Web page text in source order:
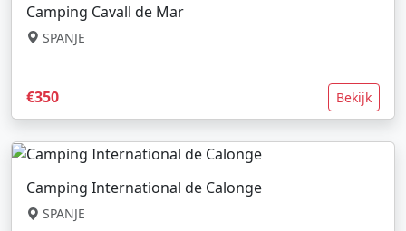
Camping Cavall de Mar
SPANJE
€350 Bekijk
Camping International de Calonge
SPANJE